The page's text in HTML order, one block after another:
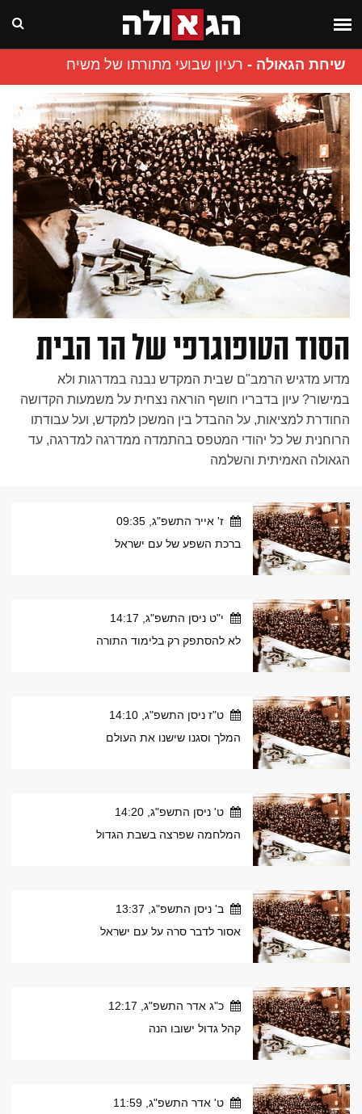
שיחת הגאולה - רעיון שבועי מתורתו של משיח
הסוד הטופוגרפי של הר הבית
מדוע מדגיש הרמב"ם שבית המקדש נבנה במדרגות ולא
במישור? עיון בדבריו חושף הוראה נצחית על משמעות הקדושה
החודרת למציאות, על ההבדל בין המשכן למקדש, ועל עבודתו
הרוחנית של כל יהודי המטפס בהתמדה ממדרגה למדרגה, עד
הגאולה האמיתית והשלמה
ז' אייר התשפ"ג, 09:35
ברכת השפע של עם ישראל
י"ט ניסן התשפ"ג, 14:17
לא להסתפק רק בלימוד התורה
ט"ז ניסן התשפ"ג, 14:10
המלך וסגנו שישנו את העולם
ט' ניסן התשפ"ג, 14:20
המלחמה שפרצה בשבת הגדול
ב' ניסן התשפ"ג, 13:37
אסור לדבר סרה על עם ישראל
כ"ג אדר התשפ"ג, 12:17
קהל גדול ישובו הנה
ט' אדר התשפ"ג, 11:59